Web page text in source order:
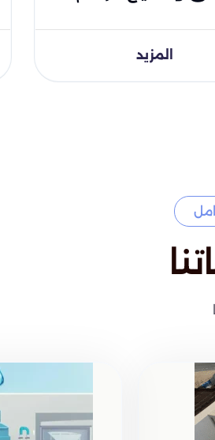
المزيد